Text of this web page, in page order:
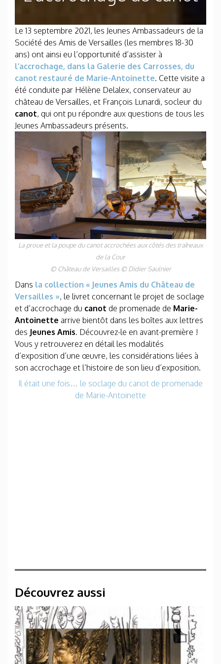
Le 13 septembre 2021, les Jeunes Ambassadeurs de la
Société des Amis de Versailles (les membres 18-30
ans) ont ainsi eu l’opportunité d’assister à
l’accrochage, dans la Galerie des Carrosses, du
canot restauré de Marie-Antoinette. Cette visite a
été conduite par Hélène Delalex, conservateur au
château de Versailles, et François Lunardi, socleur du
canot, qui ont pu répondre aux questions de tous les
Jeunes Ambassadeurs présents.
La proue et la poupe du canot accrochées aux côtés des traîneaux
de la Cour
© Château de Versailles © Didier Saulnier
Dans la collection « Jeunes Amis du Château de
Versailles », le livret concernant le projet de soclage
et d’accrochage du canot de promenade de Marie-
Antoinette arrive bientôt dans les boîtes aux lettres
des Jeunes Amis. Découvrez-le en avant-première !
Vous y retrouverez en détail les modalités
d’exposition d’une œuvre, les considérations liées à
son accrochage et l’histoire de son lieu d’exposition.
Il était une fois… le soclage du canot de promenade
de Marie-Antoinette
Découvrez aussi